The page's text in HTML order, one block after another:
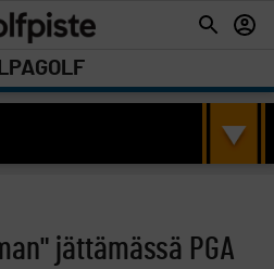
jättämässä PGA